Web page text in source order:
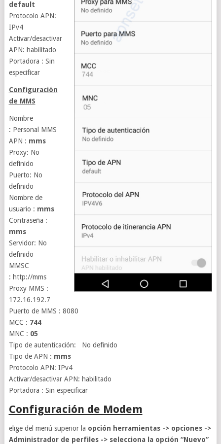
default
Protocolo APN:
IPv4
Activar/desactivar
APN: habilitado
Portadora : Sin
especificar
Configuración
de MMS
Nombre
: Personal MMS
APN : mms
Proxy: No
definido
Puerto: No
definido
Nombre de
usuario : mms
Contraseña :
mms
Servidor: No
definido
MMSC
: http://mms
Proxy MMS :
172.16.192.7
Puerto de MMS : 8080
MCC : 744
MNC : 05
Tipo de autenticación: No definido
Tipo de APN : mms
Protocolo APN: IPv4
Activar/desactivar APN: habilitado
Portadora : Sin especificar
Configuración de Modem
elige del menú superior la opción herramientas -> opciones ->
Administrador de perfiles -> selecciona la opción “Nuevo”